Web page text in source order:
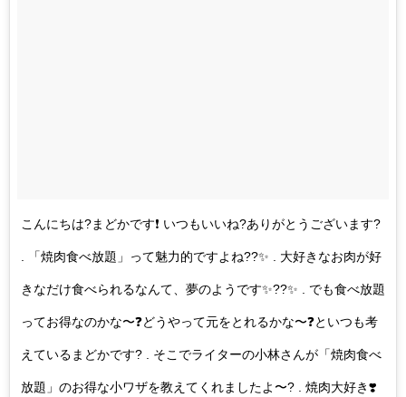
こんにちは?まどかです❗️ いつもいいね?ありがとうございます?
. 「焼肉食べ放題」って魅力的ですよね??✨ . 大好きなお肉が好
きなだけ食べられるなんて、夢のようです✨??✨ . でも食べ放題
ってお得なのかな〜❓どうやって元をとれるかな〜❓といつも考
えているまどかです? . そこでライターの小林さんが「焼肉食べ
放題」のお得な小ワザを教えてくれましたよ〜? . 焼肉大好き❣️